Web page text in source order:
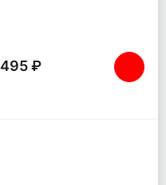
495 ₽